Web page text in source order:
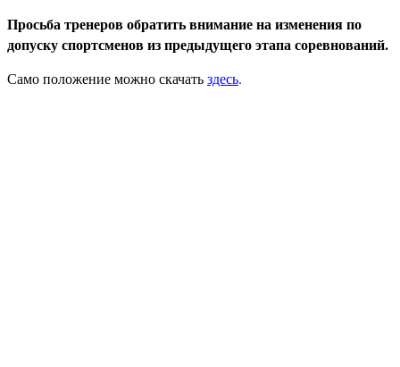
Просьба тренеров обратить внимание на изменения по
допуску спортсменов из предыдущего этапа соревнований.
Само положение можно скачатьздесь.